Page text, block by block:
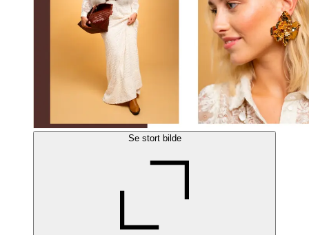
Se stort bilde